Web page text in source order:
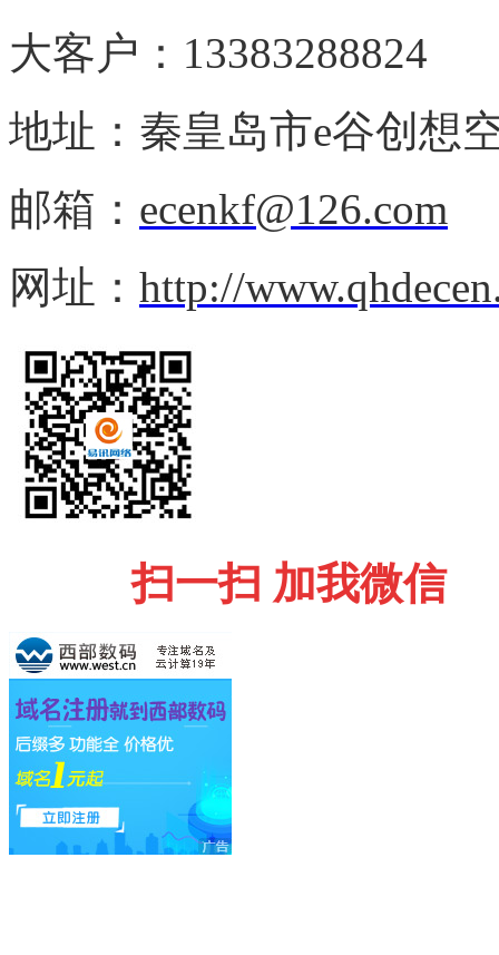
大客户：13383288824
地址：秦皇岛市e谷创想
邮箱： ecenkf@126.com
网址： http://
扫一扫 加我微信